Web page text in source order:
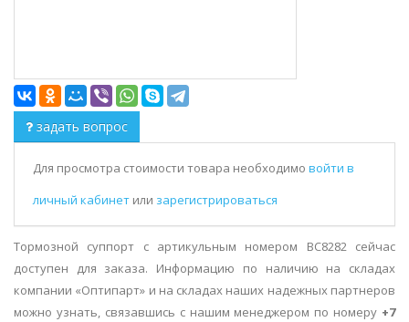
задать вопрос
Для просмотра стоимости товара необходимо войти в
личный кабинет или зарегистрироваться
Тормозной суппорт с артикульным номером BC8282 сейчас
доступен для заказа. Информацию по наличию на складах
компании «Оптипарт» и на складах наших надежных партнеров
можно узнать, связавшись с нашим менеджером по номеру +7